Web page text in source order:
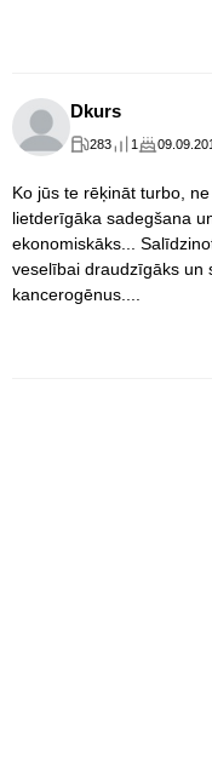
Dkurs
283 1
Ko jūs te rēķināt turbo,
lietderīgāka sadegšana
ekonomiskāks...
veselībai draudzīgāks un
kancerogēnus....